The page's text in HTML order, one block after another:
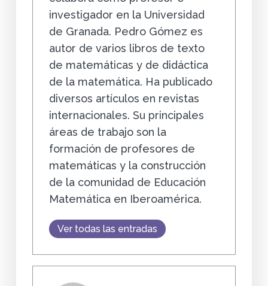
investigador en la Universidad
de Granada. Pedro Gómez es
autor de varios libros de texto
de matemáticas y de didáctica
de la matemática. Ha publicado
diversos artículos en revistas
internacionales. Su principales
áreas de trabajo son la
formación de profesores de
matemáticas y la construcción
de la comunidad de Educación
Matemática en Iberoamérica.
Ver todas las entradas